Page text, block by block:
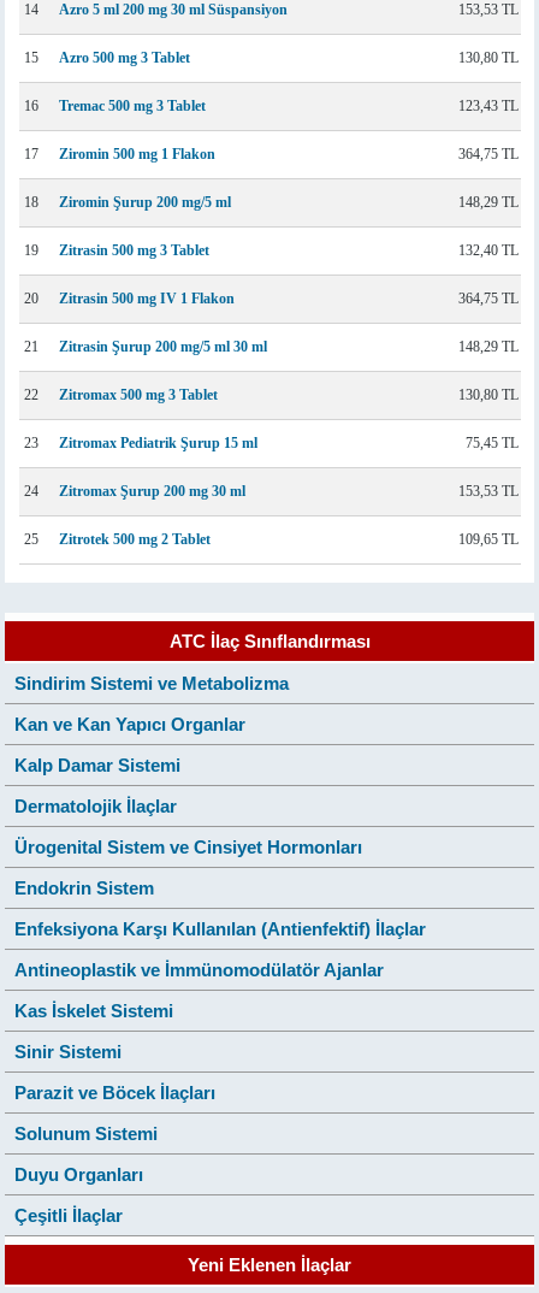
14 Azro 5 ml 200 mg 30 ml Süspansiyon 153,53 TL
15 Azro 500 mg 3 Tablet 130,80 TL
16 Tremac 500 mg 3 Tablet 123,43 TL
17 Ziromin 500 mg 1 Flakon 364,75 TL
18 Ziromin Şurup 200 mg/5 ml 148,29 TL
19 Zitrasin 500 mg 3 Tablet 132,40 TL
20 Zitrasin 500 mg IV 1 Flakon 364,75 TL
21 Zitrasin Şurup 200 mg/5 ml 30 ml 148,29 TL
22 Zitromax 500 mg 3 Tablet 130,80 TL
23 Zitromax Pediatrik Şurup 15 ml 75,45 TL
24 Zitromax Şurup 200 mg 30 ml 153,53 TL
25 Zitrotek 500 mg 2 Tablet 109,65 TL
ATC İlaç Sınıflandırması
Sindirim Sistemi ve Metabolizma
Kan ve Kan Yapıcı Organlar
Kalp Damar Sistemi
Dermatolojik İlaçlar
Ürogenital Sistem ve Cinsiyet Hormonları
Endokrin Sistem
Enfeksiyona Karşı Kullanılan (Antienfektif) İlaçlar
Antineoplastik ve İmmünomodülatör Ajanlar
Kas İskelet Sistemi
Sinir Sistemi
Parazit ve Böcek İlaçları
Solunum Sistemi
Duyu Organları
Çeşitli İlaçlar
Yeni Eklenen İlaçlar